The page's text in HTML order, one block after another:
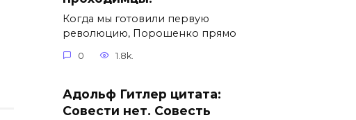
Когда мы готовили первую
революцию, Порошенко прямо
0 1.8k.
Адольф Гитлер цитата:
Совести нет. Совесть